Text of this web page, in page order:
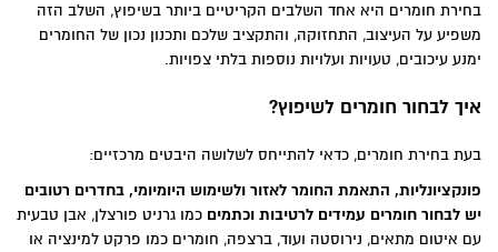
בחירת חומרים היא אחד השלבים הקריטיים ביותר בשיפוץ, השלב הזה
משפיע על העיצוב, התחזוקה, והתקציב שלכם ותכנון נכון של החומרים
ימנע עיכובים, טעויות ועלויות נוספות בלתי צפויות.
איך לבחור חומרים לשיפוץ?
בעת בחירת חומרים, כדאי להתייחס לשלושה היבטים מרכזיים:
פונקציונליות, התאמת החומר לאזור ולשימוש היומיומי, בחדרים רטובים
יש לבחור חומרים עמידים לרטיבות וכתמים כמו גרניט פורצלן, אבן טבעית
עם איטום מתאים, נירוסטה ועוד, ברצפה, חומרים כמו פרקט למינציה או